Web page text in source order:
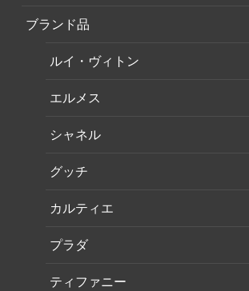
ブランド品
ルイ・ヴィトン
エルメス
シャネル
グッチ
カルティエ
プラダ
ティファニー